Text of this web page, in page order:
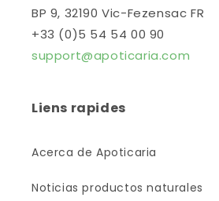
BP 9, 32190 Vic-Fezensac FR
+33 (0)5 54 54 00 90
support@apoticaria.com
Liens rapides
Acerca de Apoticaria
Noticias productos naturales